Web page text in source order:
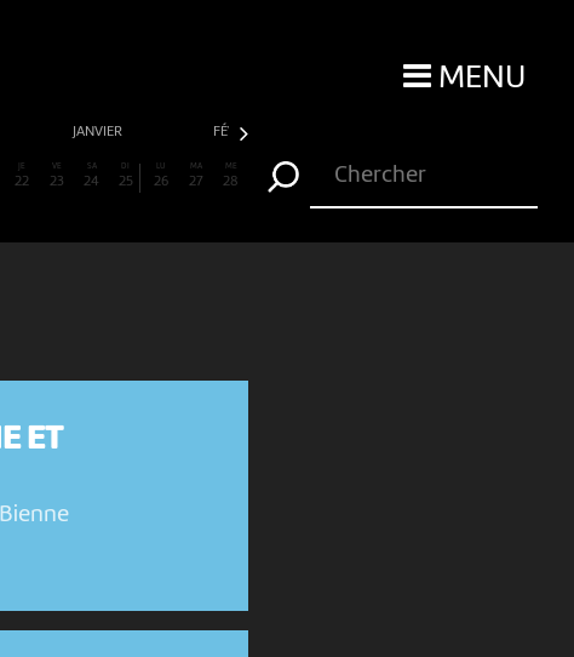
MENU
JANVIER FÉVRIER
JE
22
VE
23
SA
24
DI
25
LU
26
MA
27
ME
28
ET